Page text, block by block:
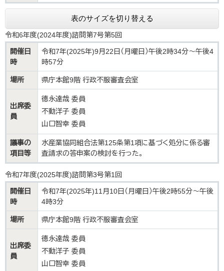
表のサイズを切り替える
令和6年度(2024年度)諮問第7号第5回
開催日
時
令和7年(2025年)9月22日（月曜日）午後2時34分～午後4
時57分
場所 県庁本館9階 行政不服審査会室
出席委
員
德永達哉 委員
不動洋子 委員
山口智幸 委員
議事の
項目等
水産業協同組合法第125条第1項に基づく処分に係る審
査請求の答申案の検討を行った。
令和7年度(2025年度)諮問第3号第1回
開催日
時
令和7年(2025年)11月10日（月曜日）午後2時55分～午後
4時3分
場所 県庁本館9階 行政不服審査会室
出席委
員
德永達哉 委員
不動洋子 委員
山口智幸 委員